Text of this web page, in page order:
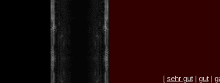
[ sehr gut| gut|